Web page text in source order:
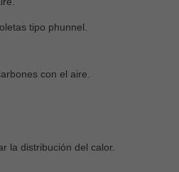
tipo phunnel.
con el aire.
la distribución del calor.